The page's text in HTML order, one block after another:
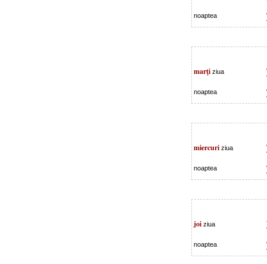
noaptea
marţi ziua
noaptea
miercuri ziua
noaptea
joi ziua
noaptea